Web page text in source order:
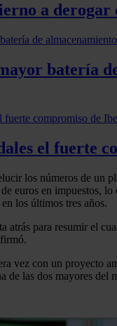
a
batería
el fuerte
los números de un
euros en impuestos,
los últimos tres años.
atrás para resumir el
vez con un proyecto
de las dos mayores del